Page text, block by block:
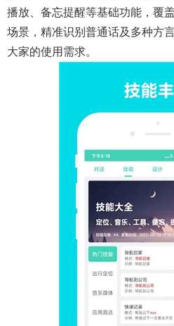
播放、备忘提醒等基础功能，覆
场景，精准识别普通话及多种方
大家的使用需求。